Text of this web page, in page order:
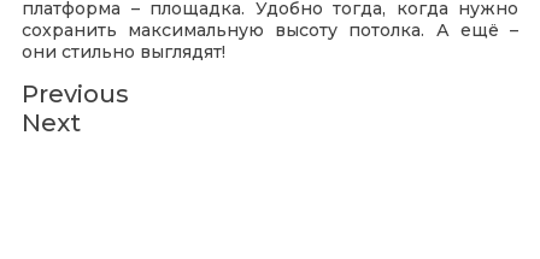
платформа – площадка. Удобно тогда, когда нужно
сохранить максимальную высоту потолка. А ещё –
они стильно выглядят!
Previous
Next